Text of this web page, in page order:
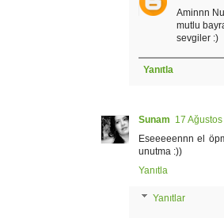
Aminnn
mutlu
sevgiler :)
Yanıtla
Sunam 17
Eseeeeennn el
unutma :))
Yanıtla
Yanıtlar